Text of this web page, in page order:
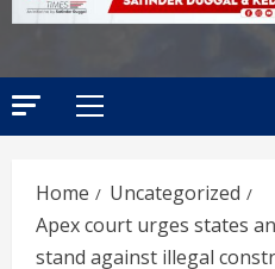
Home
Uncategorized
Apex court urges states
stand against illegal